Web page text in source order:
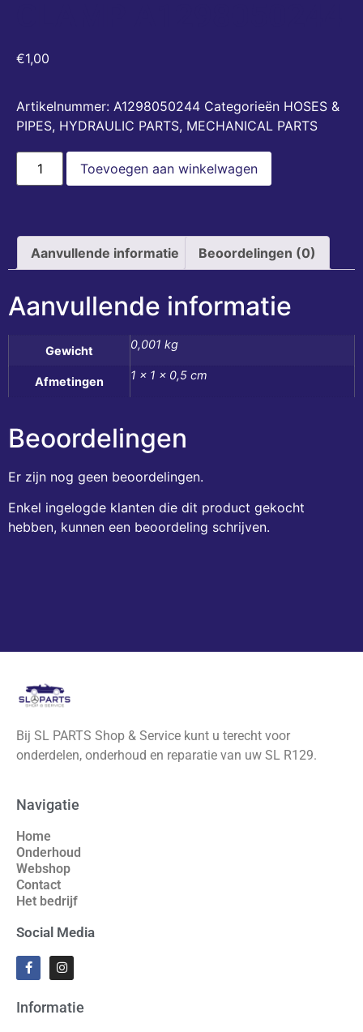
€1,00
Artikelnummer: A1298050244 Categorieën HOSES &
PIPES, HYDRAULIC PARTS, MECHANICAL PARTS
Toevoegen aan winkelwagen
Aanvullende informatie Beoordelingen (0)
Aanvullende informatie
Gewicht 0,001 kg
Afmetingen 1 × 1 × 0,5 cm
Beoordelingen
Er zijn nog geen beoordelingen.
Enkel ingelogde klanten die dit product gekocht
hebben, kunnen een beoordeling schrijven.
Bij SL PARTS Shop & Service kunt u terecht voor
onderdelen, onderhoud en reparatie van uw SL R129.
Navigatie
Home
Onderhoud
Webshop
Contact
Het bedrijf
Social Media
Informatie